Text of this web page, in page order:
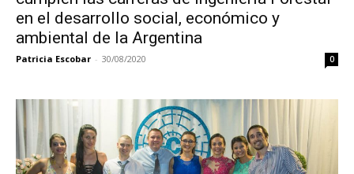
en el desarrollo social, económico y
ambiental de la Argentina
Patricia Escobar - 30/08/2020 0